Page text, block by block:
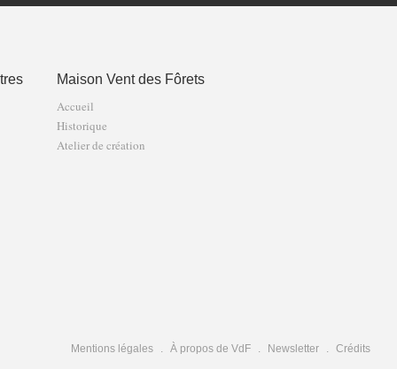
Maison Vent des Fôrets
Accueil
Historique
Atelier de création
Mentions légales À propos de VdF Newsletter Crédits